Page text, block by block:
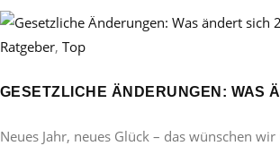
Ratgeber, Top
GESETZLICHE ÄNDERUNGEN: WAS
Neues Jahr, neues Glück – das wünschen wir